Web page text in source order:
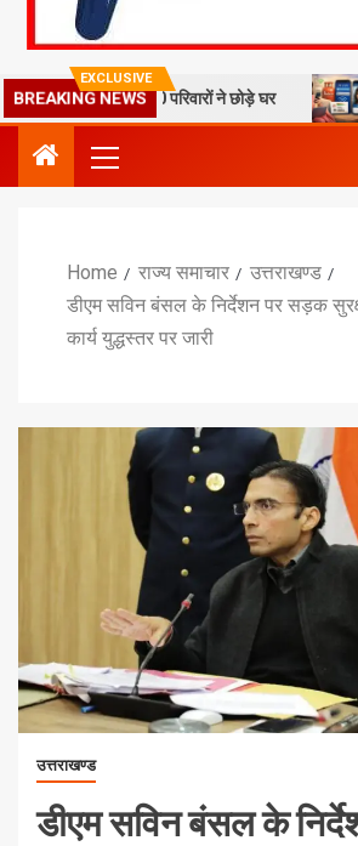
EXCLUSIVE
BREAKING NEWS
से दहशत, 10 परिवारों ने छोड़े घर 15
Home राज्य समाचार
उत्तराखण्ड
डीएम सविन बंसल के निर्देशन पर सड़क
कार्य युद्धस्तर पर जारी
उत्तराखण्ड
डीएम सविन बंसल के